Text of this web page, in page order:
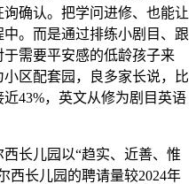
确认。把学问进修、也能让
。而是通过排练小剧目、跟
需要平安感的低龄孩子来
区配套园，良多家长说，比
43%，英文从修为剧目英语
长儿园以“趋实、近善、惟
西长儿园的聘请量较2024年